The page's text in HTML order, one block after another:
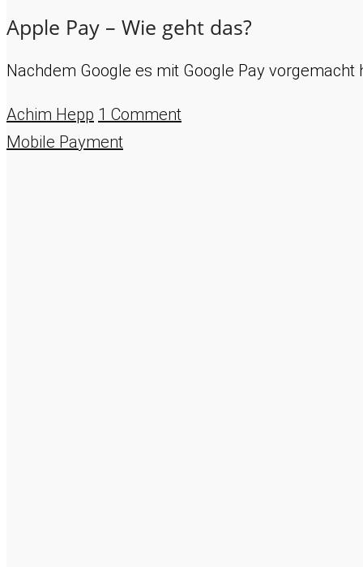
Apple Pay – Wie geht das?
Nachdem Google es mit Google Pay
Achim Hepp 1 Comment
Mobile Payment